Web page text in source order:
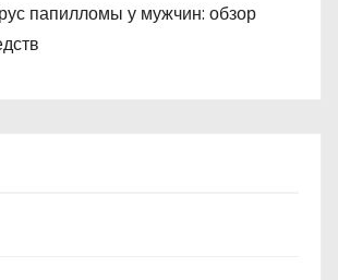
папилломы у мужчин: обзор